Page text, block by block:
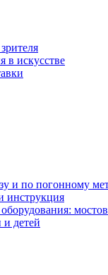
в искусстве
и по погонному
инструкция
детей